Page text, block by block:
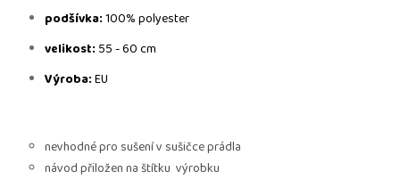
podšívka:100% polyester
velikost: 55 - 60 cm
Výroba:EU
nevhodné pro sušení v sušičce prádla
návod přiložen na štítku výrobku